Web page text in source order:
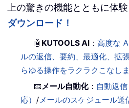
上の驚きの機能とともに体験
ダウンロード！
🤖 KUTOOLS AI ：高度な
ルの返信、要約、最適化、拡
らゆる操作をラクラクこなしま
📧メール自動化： 自動返
応） /メールのスケジュール送